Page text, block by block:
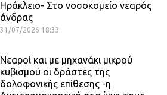
Ηράκλειο- Στο νοσοκομείο νεαρός
άνδρας
31/07/2026 18:33
Νεαροί και με μηχανάκι μικρού
κυβισμού οι δράστες της
δολοφονικής επίθεσης -η